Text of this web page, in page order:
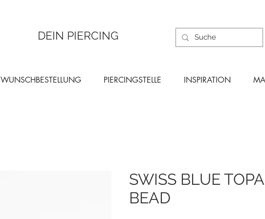
DEIN PIERCING
WUNSCHBESTELLUNG PIERCINGSTELLE INSPIRATION
SWISS BLUE
BEAD